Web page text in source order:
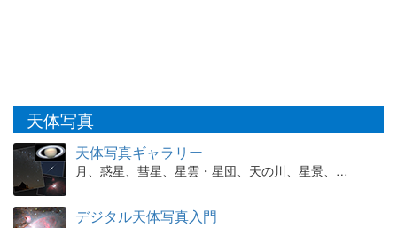
天体写真
天体写真ギャラリー
月、惑星、彗星、星雲・星団、天の川、星景、…
デジタル天体写真入門